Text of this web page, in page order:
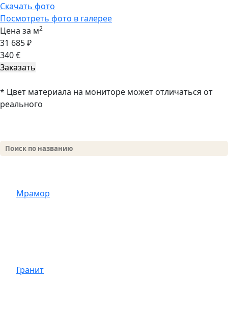
Скачать фото
Посмотреть фото в галерее
Цена за м2
31 685 ₽
340 €
* Цвет материала на мониторе может отличаться от
реального
Мрамор
Гранит